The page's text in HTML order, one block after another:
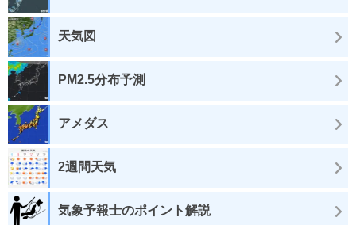
天気図
PM2.5分布予測
アメダス
2週間天気
気象予報士のポイント解説